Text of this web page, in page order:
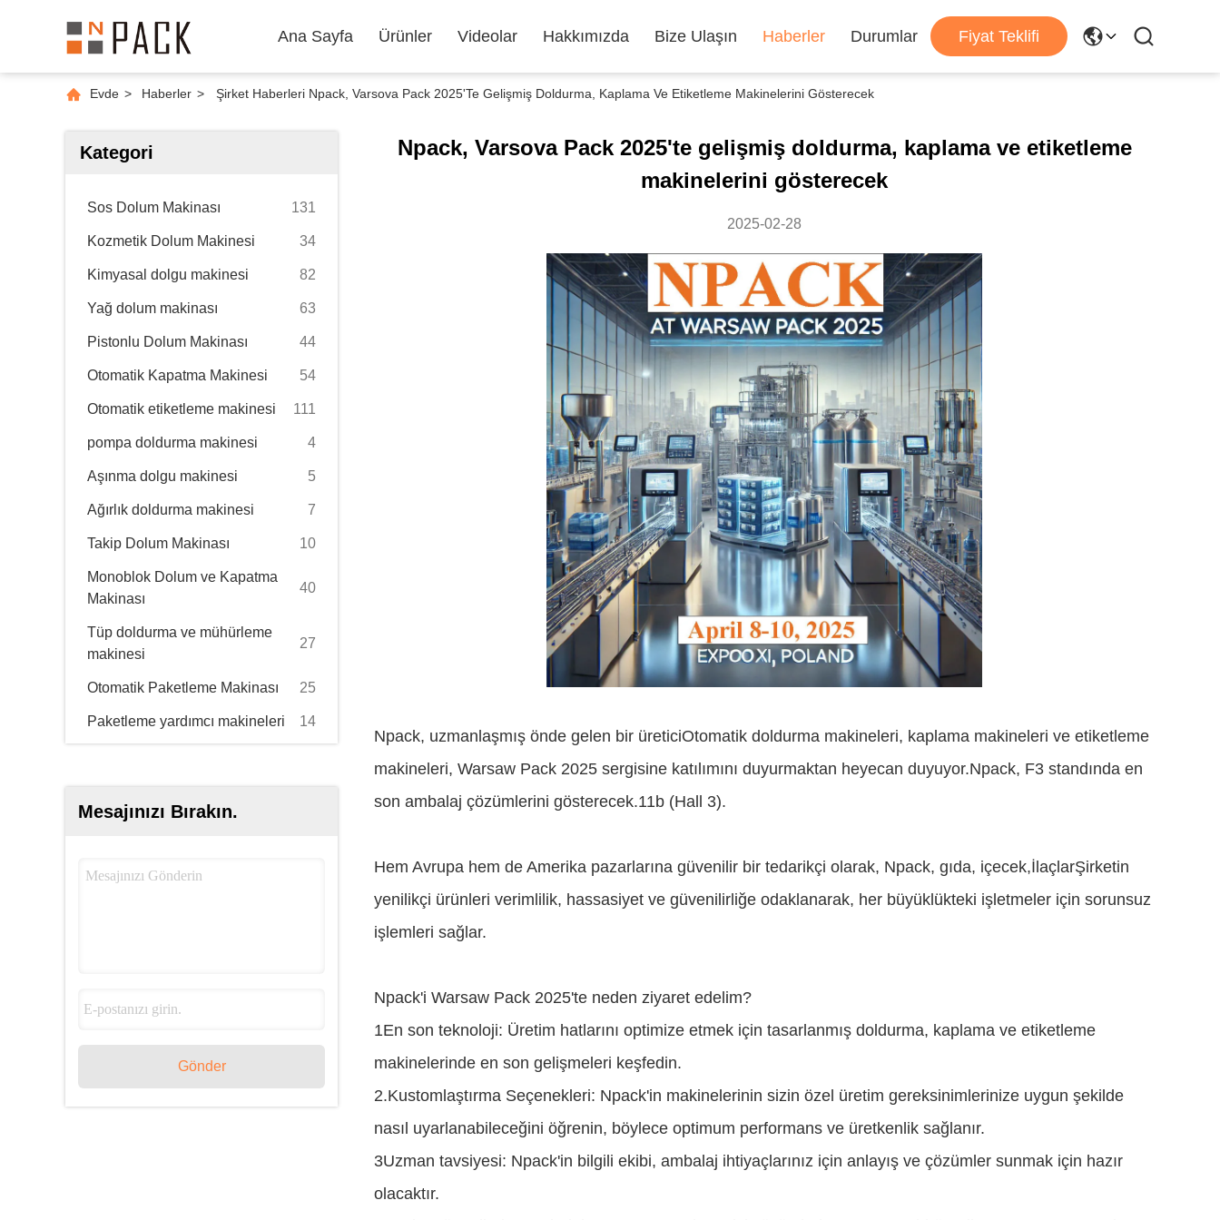
Ana Sayfa Ürünler Videolar Hakkımızda Bize Ulaşın Haberler Durumlar Fiyat Teklifi
Evde > Haberler > Şirket Haberleri Npack, Varsova Pack 2025'te Gelişmiş Doldurma, Kaplama Ve Etiketleme Makinelerini Gösterecek
Kategori
Sos Dolum Makinası 131
Kozmetik Dolum Makinesi 34
Kimyasal dolgu makinesi 82
Yağ dolum makinası 63
Pistonlu Dolum Makinası 44
Otomatik Kapatma Makinesi 54
Otomatik etiketleme makinesi 111
pompa doldurma makinesi 4
Aşınma dolgu makinesi 5
Ağırlık doldurma makinesi 7
Takip Dolum Makinası 10
Monoblok Dolum ve Kapatma
Makinası
40
Tüp doldurma ve mühürleme
makinesi
27
Otomatik Paketleme Makinası 25
Paketleme yardımcı makineleri 14
Mesajınızı Bırakın.
Gönder
Npack, Varsova Pack 2025'te gelişmiş doldurma, kaplama ve etiketleme
makinelerini gösterecek
2025-02-28
Npack, uzmanlaşmış önde gelen bir üreticiOtomatik doldurma makineleri, kaplama makineleri ve etiketleme
makineleri, Warsaw Pack 2025 sergisine katılımını duyurmaktan heyecan duyuyor.Npack, F3 standında en
son ambalaj çözümlerini gösterecek.11b (Hall 3).
Hem Avrupa hem de Amerika pazarlarına güvenilir bir tedarikçi olarak, Npack, gıda, içecek,İlaçlarŞirketin
yenilikçi ürünleri verimlilik, hassasiyet ve güvenilirliğe odaklanarak, her büyüklükteki işletmeler için sorunsuz
işlemleri sağlar.
Npack'i Warsaw Pack 2025'te neden ziyaret edelim?
1En son teknoloji: Üretim hatlarını optimize etmek için tasarlanmış doldurma, kaplama ve etiketleme
makinelerinde en son gelişmeleri keşfedin.
2.Kustomlaştırma Seçenekleri: Npack'in makinelerinin sizin özel üretim gereksinimlerinize uygun şekilde
nasıl uyarlanabileceğini öğrenin, böylece optimum performans ve üretkenlik sağlanır.
3Uzman tavsiyesi: Npack'in bilgili ekibi, ambalaj ihtiyaçlarınız için anlayış ve çözümler sunmak için hazır
olacaktır.